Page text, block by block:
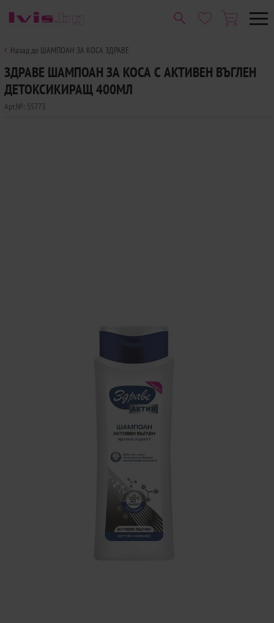
Назад до ШАМПОАН ЗА КОСА ЗДРАВЕ
ЗДРАВЕ ШАМПОАН ЗА КОСА С АКТИВЕН ВЪГЛЕН
ДЕТОКСИКИРАЩ 400МЛ
Арт.№: 55773